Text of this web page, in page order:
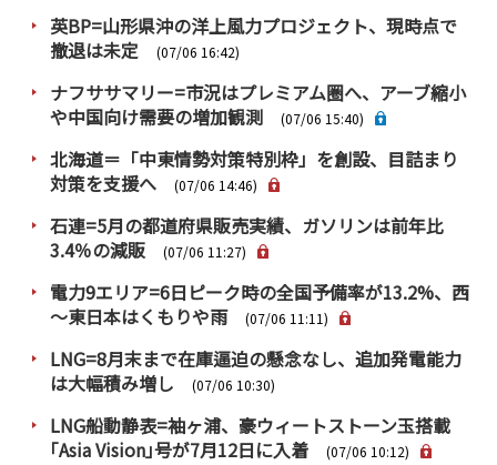
PRA原則
Q & A
お問い合わせ
サイトマップ
English Website
Rim Energy Media(韓国語)
英BP=山形県沖の洋上風力プロジェクト、現時点で
撤退は未定
(07/06 16:42)
ナフササマリー=市況はプレミアム圏へ、アーブ縮小
や中国向け需要の増加観測
(07/06 15:40)
北海道＝「中東情勢対策特別枠」を創設、目詰まり
対策を支援へ
(07/06 14:46)
石連=5月の都道府県販売実績、ガソリンは前年比
3.4％の減販
(07/06 11:27)
電力9エリア=6日ピーク時の全国予備率が13.2%、西
～東日本はくもりや雨
(07/06 11:11)
LNG=8月末まで在庫逼迫の懸念なし、追加発電能力
は大幅積み増し
(07/06 10:30)
LNG船動静表=袖ヶ浦、豪ウィートストーン玉搭載
｢Asia Vision｣号が7月12日に入着
(07/06 10:12)